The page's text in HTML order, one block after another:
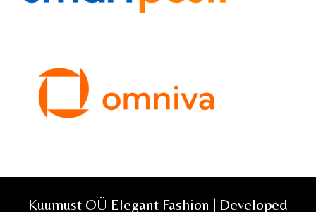
Kuumust OÜ Elegant Fashion | Developed